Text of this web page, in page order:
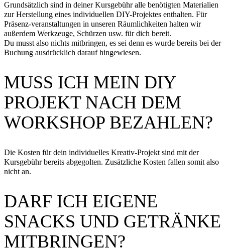
Grundsätzlich sind in deiner Kursgebühr alle benötigten Materialien
zur Herstellung eines individuellen DIY-Projektes enthalten. Für
Präsenz-veranstaltungen in unseren Räumlichkeiten halten wir
außerdem Werkzeuge, Schürzen usw. für dich bereit.
Du musst also nichts mitbringen, es sei denn es wurde bereits bei der
Buchung ausdrücklich darauf hingewiesen.
MUSS ICH MEIN DIY
PROJEKT NACH DEM
WORKSHOP BEZAHLEN?
Die Kosten für dein individuelles Kreativ-Projekt sind mit der
Kursgebühr bereits abgegolten. Zusätzliche Kosten fallen somit also
nicht an.
DARF ICH EIGENE
SNACKS UND GETRÄNKE
MITBRINGEN?